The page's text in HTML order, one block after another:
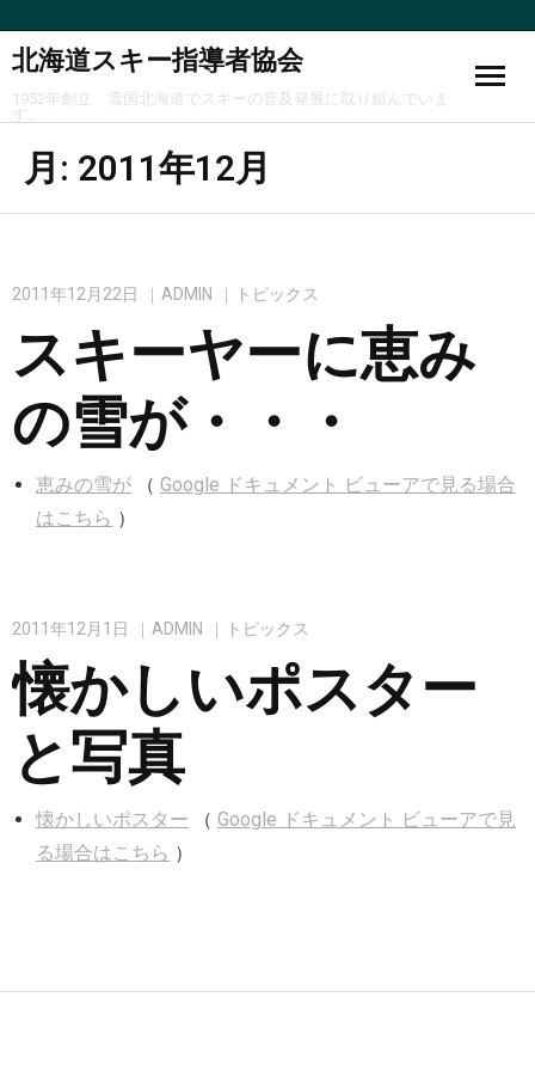
北海道スキー指導者協会
1952年創立 雪国北海道でスキーの普及発展に取り組んでいま
す。
月: 2011年12月
2011年12月22日 ADMIN トピックス
スキーヤーに恵み
の雪が・・・
恵みの雪が （ Google ドキュメント ビューアで見る場合
はこちら ）
2011年12月1日 ADMIN トピックス
懐かしいポスター
と写真
懐かしいポスター （ Google ドキュメント ビューアで見
る場合はこちら ）